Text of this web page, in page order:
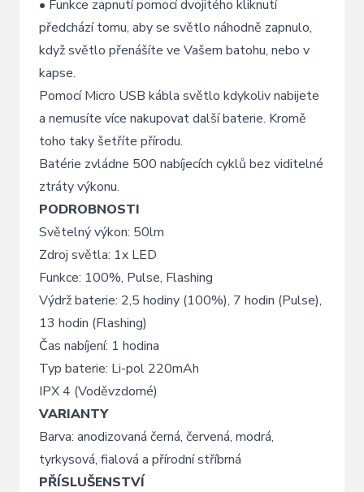
• Funkce zapnutí pomocí dvojitého kliknutí
předchází tomu, aby se světlo náhodně zapnulo,
když světlo přenášíte ve Vašem batohu, nebo v
kapse.
Pomocí Micro USB kábla světlo kdykoliv nabijete
a nemusíte více nakupovat další baterie. Kromě
toho taky šetříte přírodu.
Batérie zvládne 500 nabíjecích cyklů bez viditelné
ztráty výkonu.
PODROBNOSTI
Světelný výkon: 50lm
Zdroj světla: 1x LED
Funkce: 100%, Pulse, Flashing
Výdrž baterie: 2,5 hodiny (100%), 7 hodin (Pulse),
13 hodin (Flashing)
Čas nabíjení: 1 hodina
Typ baterie: Li-pol 220mAh
IPX 4 (Voděvzdorné)
VARIANTY
Barva: anodizovaná černá, červená, modrá,
tyrkysová, fialová a přírodní stříbrná
PŘÍSLUŠENSTVÍ